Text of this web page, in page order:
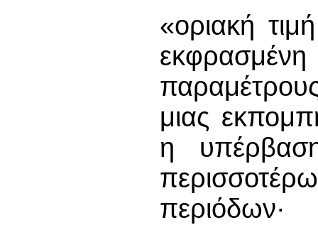
«οριακή
εκφρασμένη
μιας
η
περιόδων·